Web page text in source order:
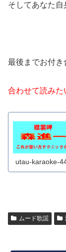
そしてあなた自
最後までお付き
合わせて読みた
utau-karaoke-
ムード歌謡